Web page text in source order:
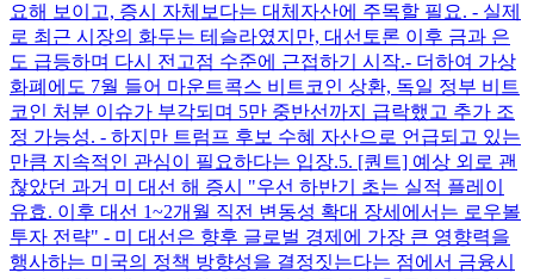
요해 보이고, 증시 자체보다는 대체자산에 주목할 필요. - 실제
로 최근 시장의 화두는 테슬라였지만, 대선토론 이후 금과 은
도 급등하며 다시 전고점 수준에 근접하기 시작. ​ - 더하여 가상
화폐에도 7월 들어 마운트콕스 비트코인 상환, 독일 정부 비트
코인 처분 이슈가 부각되며 5만 중반선까지 급락했고 추가 조
정 가능성. - 하지만 트럼프 후보 수혜 자산으로 언급되고 있는
만큼 지속적인 관심이 필요하다는 입장. ​ 5. [퀀트] 예상 외로 괜
찮았던 과거 미 대선 해 증시 "우선 하반기 초는 실적 플레이
유효. 이후 대선 1~2개월 직전 변동성 확대 장세에서는 로우볼
투자 전략" - 미 대선은 향후 글로벌 경제에 가장 큰 영향력을
행사하는 미국의 정책 방향성을 결정짓는다는 점에서 금융시